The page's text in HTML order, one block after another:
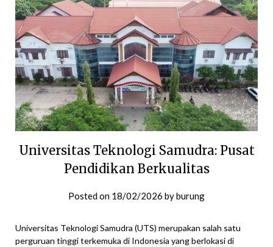
Universitas Teknologi Samudra: Pusat
Pendidikan Berkualitas
Posted on 18/02/2026 byburung
Universitas Teknologi Samudra (UTS) merupakan salah satu
perguruan tinggi terkemuka di Indonesia yang berlokasi di